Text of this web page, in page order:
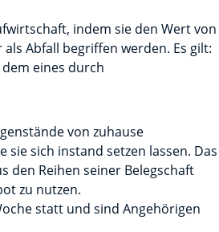
indem sie den Wert von
Abfall begriffen werden. Es gilt:
eines durch
von zuhause
sich instand setzen lassen. Das
den Reihen seiner Belegschaft
zu nutzen.
statt und sind Angehörigen